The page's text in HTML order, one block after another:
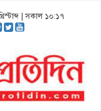
| সকাল ১০:১৭